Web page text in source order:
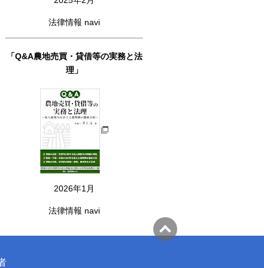
法律情報 navi
「Q&A農地売買・貸借等の実務と法
理」
2026年1月
法律情報 navi